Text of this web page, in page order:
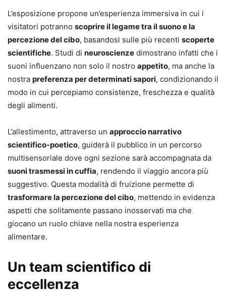
L’esposizione propone un’esperienza immersiva in cui i
visitatori potranno scoprire il legame tra il suono e la
percezione del cibo, basandosi sulle più recenti scoperte
scientifiche. Studi di neuroscienze dimostrano infatti che i
suoni influenzano non solo il nostro appetito, ma anche la
nostra preferenza per determinati sapori, condizionando il
modo in cui percepiamo consistenze, freschezza e qualità
degli alimenti.
L’allestimento, attraverso un approccio narrativo
scientifico-poetico, guiderà il pubblico in un percorso
multisensoriale dove ogni sezione sarà accompagnata da
suoni trasmessi in cuffia, rendendo il viaggio ancora più
suggestivo. Questa modalità di fruizione permette di
trasformare la percezione del cibo, mettendo in evidenza
aspetti che solitamente passano inosservati ma che
giocano un ruolo chiave nella nostra esperienza
alimentare.
Un team scientifico di
eccellenza